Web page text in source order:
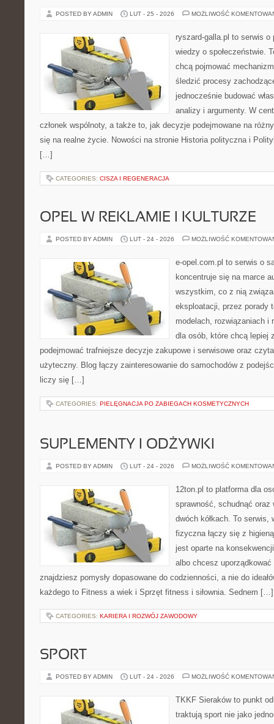
POSTED BY ADMIN LUT - 25 - 2026 MOŻLIWOŚĆ
ryszard-galla.pl to serwis
wiedzy o społeczeństwie.
chcą pojmować
śledzić procesy
jednocześnie budować
analizy i argumenty. W
członek wspólnoty, a także to, jak decyzje podejmowane na
się na realne życie. Nowości na stronie Historia polityczna i
[…]
CATEGORIES: CISZA I REGENERACJA
OPEL W REKLAMIE I KULTURZE
POSTED BY ADMIN LUT - 24 - 2026 MOŻLIWOŚĆ
e-opel.com.pl to serwis o
koncentruje się na marce
wszystkim, co z nią
eksploatacji, przez porady
modelach, rozwiązaniach i
dla osób, które chcą lepiej
podejmować trafniejsze decyzje zakupowe i serwisowe oraz
użyteczny. Blog łączy zainteresowanie do samochodów z
liczy się […]
CATEGORIES: PIELĘGNACJA PO ZABIEGACH KOSMETYCZNYCH
SUPLEMENTY I ODŻYWKI
POSTED BY ADMIN LUT - 24 - 2026 MOŻLIWOŚĆ
12ton.pl to platforma dla
sprawność, schudnąć oraz
dwóch kółkach. To
fizyczna łączy się z
jest oparte na
albo chcesz
znajdziesz pomysły dopasowane do codzienności, a nie do
każdego to Fitness a wiek i Sprzęt fitness i siłownia. Sednem […]
CATEGORIES: KARIERA I ROZWÓJ ZAWODOWY
SPORT
POSTED BY ADMIN LUT - 24 - 2026 MOŻLIWOŚĆ
TKKF Sieraków to punkt
traktują sport nie jako